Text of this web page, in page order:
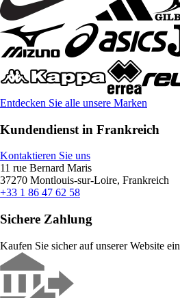
Entdecken Sie alle unsere Marken
Kundendienst in Frankreich
Kontaktieren Sie uns
11 rue Bernard Maris
37270 Montlouis-sur-Loire, Frankreich
+33 1 86 47 62 58
Sichere Zahlung
Kaufen Sie sicher auf unserer Website ein